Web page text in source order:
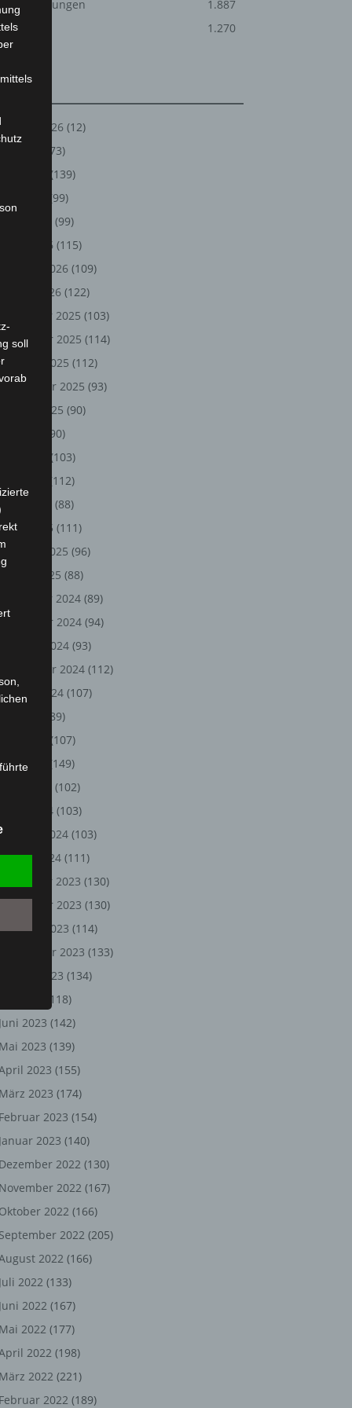
1.887
1.270
2026 (12)
(73)
(139)
(99)
(99)
März 2026 (115)
Februar 2026 (109)
Januar 2026 (122)
Dezember 2025 (103)
2025 (114)
2025 (112)
September 2025 (93)
August 2025 (90)
(90)
(103)
(112)
2025
(88)
März 2025 (111)
2025 (96)
Januar 2025 (88)
Dezember 2024 (89)
2024 (94)
Oktober 2024 (93)
September 2024 (112)
August 2024 (107)
(89)
(107)
Mai 2024
(149)
(102)
März 2024 (103)
2024 (103)
2024 (111)
Dezember 2023 (130)
November 2023 (130)
2023 (114)
September 2023 (133)
August 2023 (134)
(118)
Juni 2023 (142)
Mai 2023 (139)
2023 (155)
März 2023 (174)
Februar 2023 (154)
Januar 2023 (140)
Dezember 2022 (130)
November 2022 (167)
Oktober 2022 (166)
September 2022 (205)
2022 (166)
Juli 2022 (133)
Juni 2022 (167)
Mai 2022 (177)
2022 (198)
März 2022 (221)
Februar 2022 (189)
soll
oder